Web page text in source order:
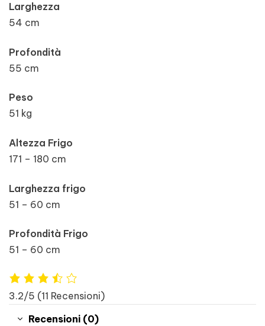
Larghezza
54 cm
Profondità
55 cm
Peso
51 kg
Altezza Frigo
171 – 180 cm
Larghezza frigo
51 – 60 cm
Profondità Frigo
51 – 60 cm
3.2/5 (11 Recensioni)
Recensioni (0)